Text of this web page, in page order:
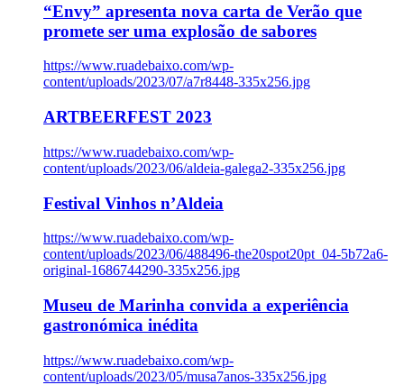
“Envy” apresenta nova carta de Verão que
promete ser uma explosão de sabores
https://www.ruadebaixo.com/wp-
content/uploads/2023/07/a7r8448-335x256.jpg
ARTBEERFEST 2023
https://www.ruadebaixo.com/wp-
content/uploads/2023/06/aldeia-galega2-335x256.jpg
Festival Vinhos n’Aldeia
https://www.ruadebaixo.com/wp-
content/uploads/2023/06/488496-the20spot20pt_04-5b72a6-
original-1686744290-335x256.jpg
Museu de Marinha convida a experiência
gastronómica inédita
https://www.ruadebaixo.com/wp-
content/uploads/2023/05/musa7anos-335x256.jpg